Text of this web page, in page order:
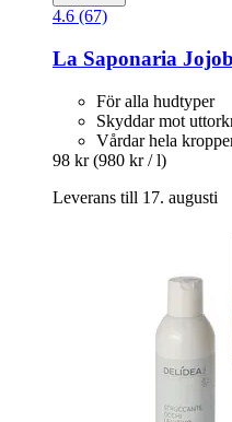
4.6 (67)
La Saponaria
För alla hudtyper
Skyddar mot
Vårdar hela
98 kr (980 kr / l)
Leverans till 17. augusti